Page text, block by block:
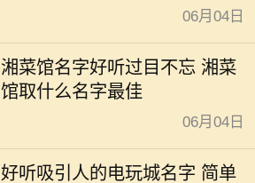
06月04日
湘菜馆名字好听过目不忘 湘菜
馆取什么名字最佳
06月04日
好听吸引人的电玩城名字 简单